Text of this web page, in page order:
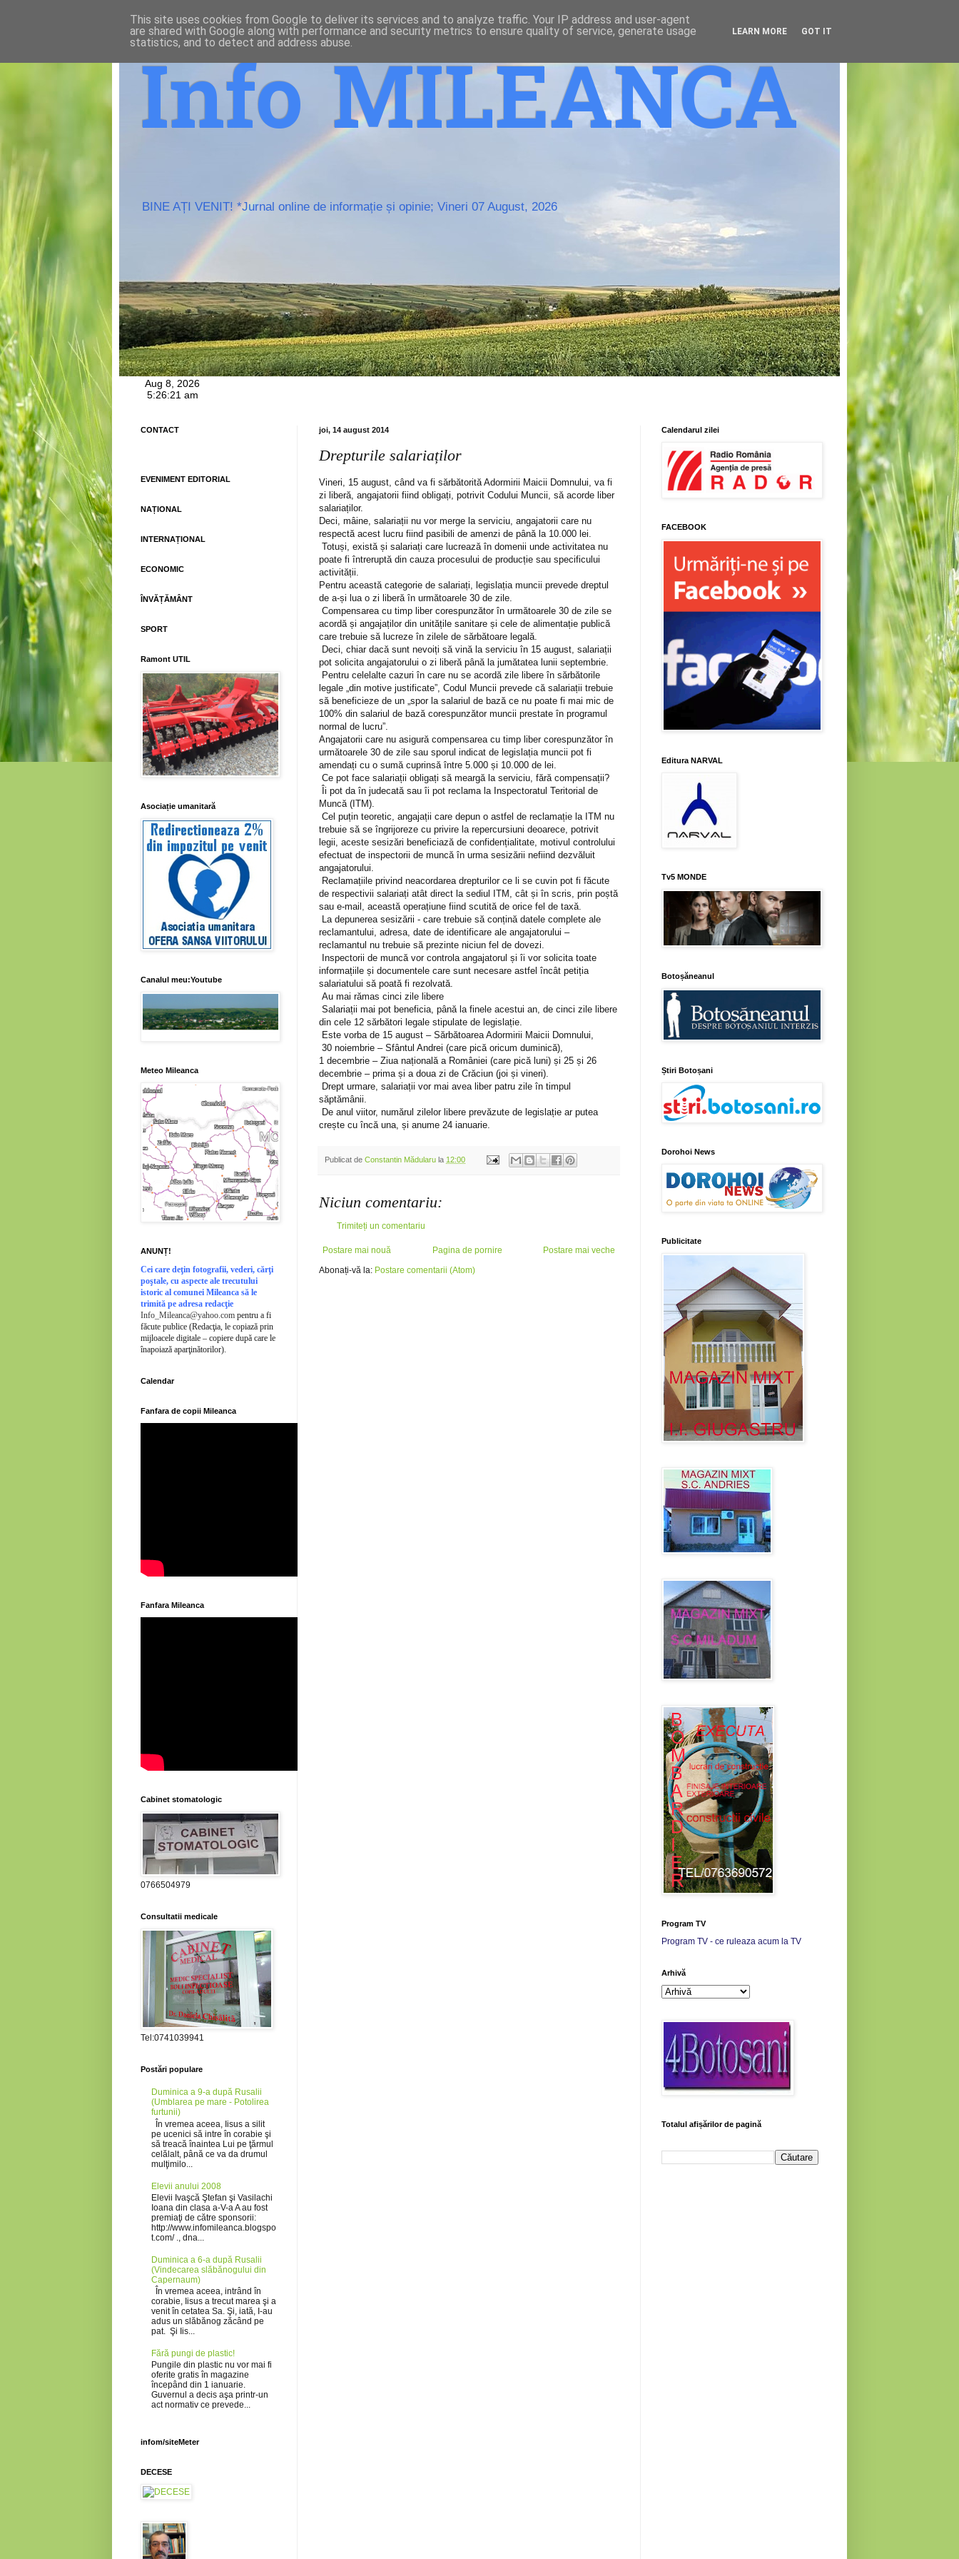
Info MILEANCA
BINE AȚI VENIT! *Jurnal online de informație și opinie; Vineri 07 August, 2026
joi, 14 august 2014
Drepturile salariaților
Vineri, 15 august, când va fi sărbătorită Adormirii Maicii Domnului, va fi
zi liberă, angajatorii fiind obligați, potrivit Codului Muncii, să acorde liber
salariaților.
Deci, mâine, salariații nu vor merge la serviciu, angajatorii care nu
respectă acest lucru fiind pasibili de amenzi de până la 10.000 lei.
Totuși, există și salariați care lucrează în domenii unde activitatea nu
poate fi întreruptă din cauza procesului de producție sau specificului
activității.
Pentru această categorie de salariați, legislația muncii prevede dreptul
de a-și lua o zi liberă în următoarele 30 de zile.
Compensarea cu timp liber corespunzător în următoarele 30 de zile se
acordă și angajaților din unitățile sanitare și cele de alimentație publică
care trebuie să lucreze în zilele de sărbătoare legală.
Deci, chiar dacă sunt nevoiți să vină la serviciu în 15 august, salariații
pot solicita angajatorului o zi liberă până la jumătatea lunii septembrie.
Pentru celelalte cazuri în care nu se acordă zile libere în sărbătorile
legale „din motive justificate”, Codul Muncii prevede că salariații trebuie
să beneficieze de un „spor la salariul de bază ce nu poate fi mai mic de
100% din salariul de bază corespunzător muncii prestate în programul
normal de lucru”.
Angajatorii care nu asigură compensarea cu timp liber corespunzător în
următoarele 30 de zile sau sporul indicat de legislația muncii pot fi
amendați cu o sumă cuprinsă între 5.000 și 10.000 de lei.
Ce pot face salariații obligați să meargă la serviciu, fără compensații?
Îi pot da în judecată sau îi pot reclama la Inspectoratul Teritorial de
Muncă (ITM).
Cel puțin teoretic, angajații care depun o astfel de reclamație la ITM nu
trebuie să se îngrijoreze cu privire la repercursiuni deoarece, potrivit
legii, aceste sesizări beneficiază de confidențialitate, motivul controlului
efectuat de inspectorii de muncă în urma sesizării nefiind dezvăluit
angajatorului.
Reclamațiile privind neacordarea drepturilor ce li se cuvin pot fi făcute
de respectivii salariați atât direct la sediul ITM, cât și în scris, prin poștă
sau e-mail, această operațiune fiind scutită de orice fel de taxă.
La depunerea sesizării - care trebuie să conțină datele complete ale
reclamantului, adresa, date de identificare ale angajatorului –
reclamantul nu trebuie să prezinte niciun fel de dovezi.
Inspectorii de muncă vor controla angajatorul și îi vor solicita toate
informațiile și documentele care sunt necesare astfel încât petiția
salariatului să poată fi rezolvată.
Au mai rămas cinci zile libere
Salariații mai pot beneficia, până la finele acestui an, de cinci zile libere
din cele 12 sărbători legale stipulate de legislație.
Este vorba de 15 august – Sărbătoarea Adormirii Maicii Domnului,
30 noiembrie – Sfântul Andrei (care pică oricum duminică),
1 decembrie – Ziua națională a României (care pică luni) și 25 și 26
decembrie – prima și a doua zi de Crăciun (joi și vineri).
Drept urmare, salariații vor mai avea liber patru zile în timpul
săptămânii.
De anul viitor, numărul zilelor libere prevăzute de legislație ar putea
crește cu încă una, și anume 24 ianuarie.
Publicat de Constantin Mădularu la 12:00
Niciun comentariu:
Trimiteți un comentariu
Postare mai nouă Postare mai veche
Pagina de pornire
Abonați-vă la: Postare comentarii (Atom)
CONTACT
EVENIMENT EDITORIAL
NAȚIONAL
INTERNAȚIONAL
ECONOMIC
ÎNVĂȚĂMÂNT
SPORT
Ramont UTIL
Asociație umanitară
Canalul meu:Youtube
Meteo Mileanca
ANUNȚ!
Cei care deţin fotografii, vederi, cărţi
poştale, cu aspecte ale trecutului
istoric al comunei Mileanca să le
trimită pe adresa redacţie
Info_Mileanca@yahoo.com pentru a fi
făcute publice (Redacţia, le copiază prin
mijloacele digitale – copiere după care le
înapoiază aparţinătorilor).
Calendar
Fanfara de copii Mileanca
Fanfara Mileanca
Cabinet stomatologic
0766504979
Consultatii medicale
Tel:0741039941
Postări populare
Duminica a 9-a după Rusalii
(Umblarea pe mare - Potolirea
furtunii)
În vremea aceea, Iisus a silit
pe ucenici să intre în corabie şi
să treacă înaintea Lui pe ţărmul
celălalt, până ce va da drumul
mulţimilo...
Elevii anului 2008
Elevii Ivaşcă Ştefan şi Vasilachi
Ioana din clasa a-V-a A au fost
premiaţi de către sponsorii:
http://www.infomileanca.blogspo
t.com/ ., dna...
Duminica a 6-a după Rusalii
(Vindecarea slăbănogului din
Capernaum)
În vremea aceea, intrând în
corabie, Iisus a trecut marea şi a
venit în cetatea Sa. Şi, iată, I-au
adus un slăbănog zăcând pe
pat. Şi Iis...
Fără pungi de plastic!
Pungile din plastic nu vor mai fi
oferite gratis în magazine
începând din 1 ianuarie.
Guvernul a decis aşa printr-un
act normativ ce prevede...
infom/siteMeter
DECESE
Calendarul zilei
FACEBOOK
Editura NARVAL
Tv5 MONDE
Botoșăneanul
Știri Botoșani
Dorohoi News
Publicitate
Program TV
Program TV - ce ruleaza acum la TV
Arhivă
Totalul afișărilor de pagină
This site uses cookies from Google to deliver its services and to analyze traffic. Your IP address and user-agent
are shared with Google along with performance and security metrics to ensure quality of service, generate usage
statistics, and to detect and address abuse.
LEARN MORE GOT IT